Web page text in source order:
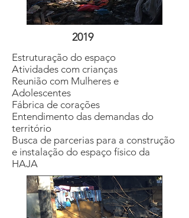
2019
Estruturação do espaço
Atividades com crianças
Reunião com Mulheres e
Adolescentes
Fábrica de corações
Entendimento das demandas do
território
Busca de parcerias para a construção
e instalação do espaço físico da
HAJA